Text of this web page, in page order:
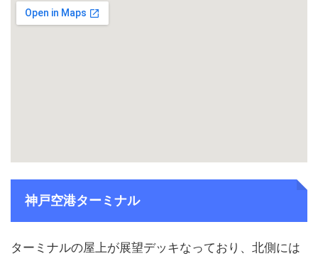
神戸空港ターミナル
ターミナルの屋上が展望デッキなっており、北側には